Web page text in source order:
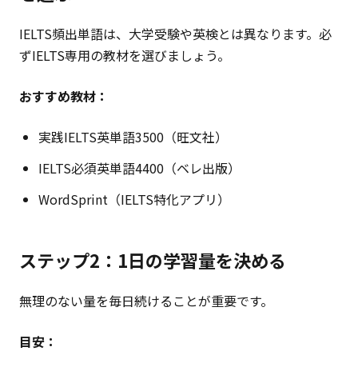
IELTS頻出単語は、大学受験や英検とは異なります。必
ずIELTS専用の教材を選びましょう。
おすすめ教材：
実践IELTS英単語3500（旺文社）
IELTS必須英単語4400（ベレ出版）
WordSprint（IELTS特化アプリ）
ステップ2：1日の学習量を決める
無理のない量を毎日続けることが重要です。
目安：